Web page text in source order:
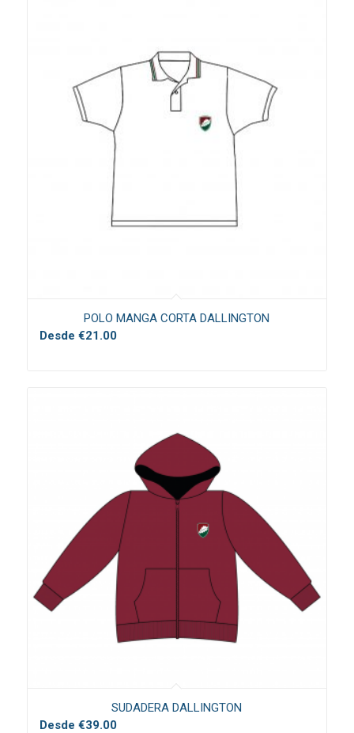
POLO MANGA CORTA DALLINGTON
Desde €21.00
SUDADERA DALLINGTON
Desde €39.00